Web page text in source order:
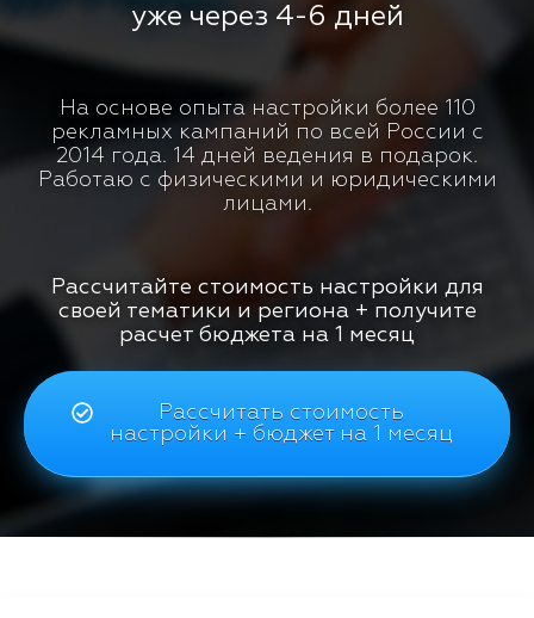
уже через 4-6 дней
На основе опыта настройки более 110
рекламных кампаний по всей России с
2014 года. 14 дней ведения в подарок.
Работаю с физическими и юридическими
лицами.
Рассчитайте стоимость настройки для
своей тематики и региона + получите
расчет бюджета на 1 месяц
Рассчитать стоимость
настройки + бюджет на 1 месяц